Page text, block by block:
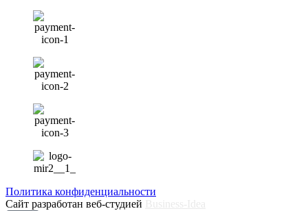
Политика конфиденциальности
Сайт разработан веб-студией